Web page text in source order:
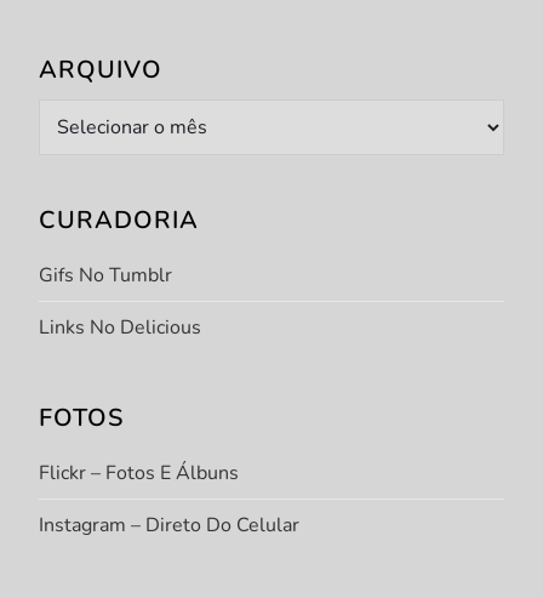
ARQUIVO
Arquivo
CURADORIA
Gifs No Tumblr
Links No Delicious
FOTOS
Flickr – Fotos E Álbuns
Instagram – Direto Do Celular